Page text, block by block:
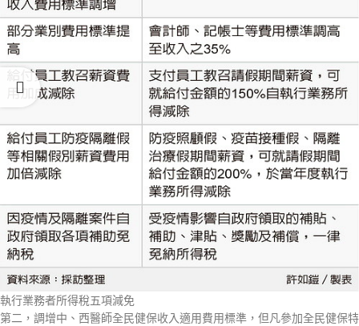
執行業務者所得稅五項減免
第二，調增中、西醫師全民健保收入適用費用標準，但凡參加全民健保特